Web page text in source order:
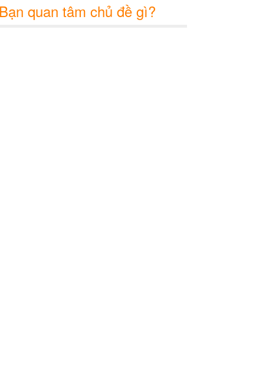
Bạn quan tâm chủ đề gì?